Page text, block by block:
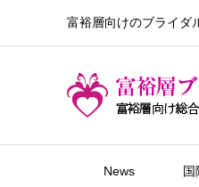
富裕層向けのブライダ
News 国